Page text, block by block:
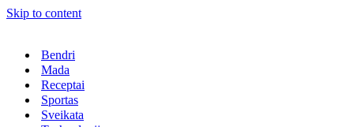
Skip to content
Bendri
Mada
Receptai
Sportas
Sveikata